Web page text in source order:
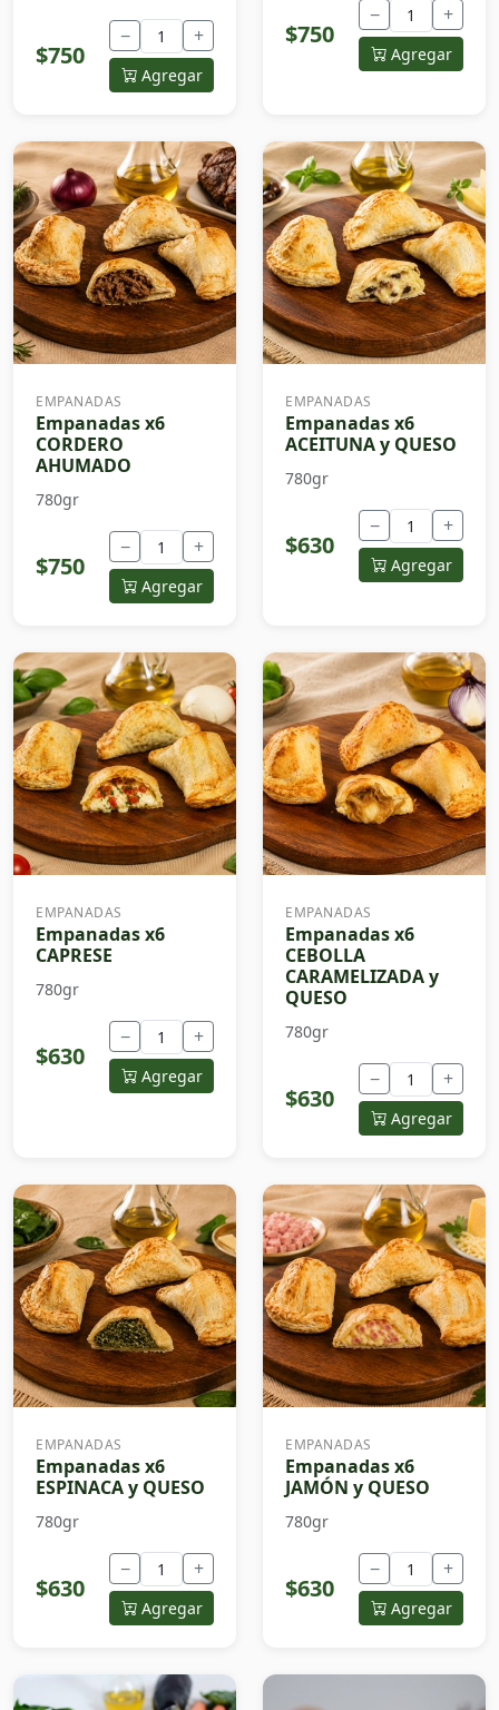
$750
− +
Agregar
$750
− +
Agregar
EMPANADAS
Empanadas x6
CORDERO
AHUMADO
780gr
$750
− +
Agregar
EMPANADAS
Empanadas x6
ACEITUNA y QUESO
780gr
$630
− +
Agregar
EMPANADAS
Empanadas x6
CAPRESE
780gr
$630
− +
Agregar
EMPANADAS
Empanadas x6
CEBOLLA
CARAMELIZADA y
QUESO
780gr
$630
− +
Agregar
EMPANADAS
Empanadas x6
ESPINACA y QUESO
780gr
$630
− +
Agregar
EMPANADAS
Empanadas x6
JAMÓN y QUESO
780gr
$630
− +
Agregar